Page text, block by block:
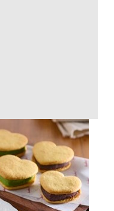
ト抹茶チョコ